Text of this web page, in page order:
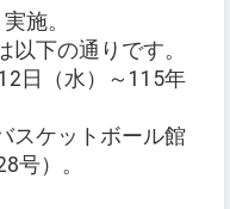
施。
下の通りです。
日（水）～115年
スケットボール館
号）。